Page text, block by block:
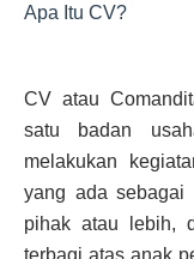
Apa Itu CV?
CV atau
satu badan
melakukan
yang ada sebagai
pihak atau lebih,
terbagi atas anak